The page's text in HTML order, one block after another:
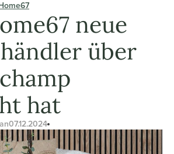
neue
über
hat
07.12.2024